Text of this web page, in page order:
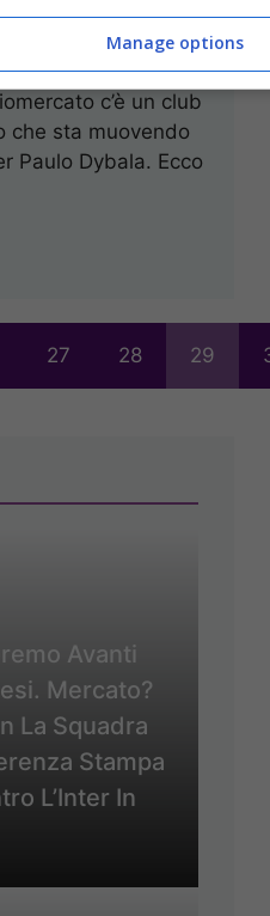
c’è un club
che sta muovendo
Paulo Dybala. Ecco
27 28 29
Avanti
Mercato?
La Squadra
Stampa
L’Inter In
Manage options